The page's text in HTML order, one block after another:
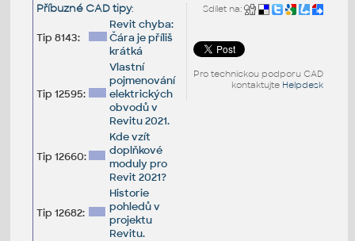
Sdílet na:
Pro technickou podporu CAD
kontaktujte Helpdesk
Příbuzné CAD tipy:
Tip 8143:
Revit chyba:
Čára je příliš
krátká
Tip 12595:
Vlastní
pojmenování
elektrických
obvodů v
Revitu 2021.
Tip 12660:
Kde vzít
doplňkové
moduly pro
Revit 2021?
Tip 12682:
Historie
pohledů v
projektu
Revitu.